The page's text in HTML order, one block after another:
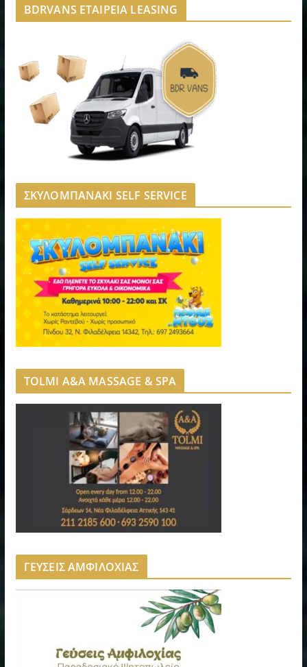
BDRVANS ΕΤΑΙΡΕΙΑ LEASING
ΣΚΥΛΟΜΠΑΝΑΚΙ SELF SERVICE
TOLMI A&A MASSAGE & SPA
ΓΕΥΣΕΙΣ ΑΜΦΙΛΟΧΙΑΣ